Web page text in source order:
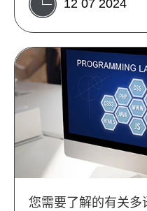
12 07 2024
您需要了解的有关多